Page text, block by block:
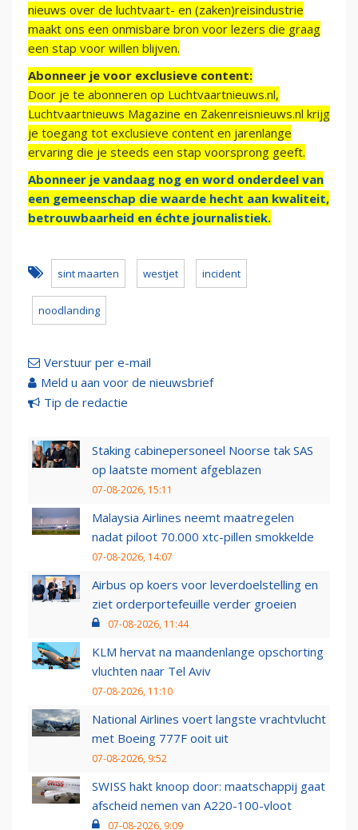
nieuws over de luchtvaart- en (zaken)reisindustrie
maakt ons een onmisbare bron voor lezers die graag
een stap voor willen blijven.
Abonneer je voor exclusieve content:
Door je te abonneren op Luchtvaartnieuws.nl,
Luchtvaartnieuws Magazine en Zakenreisnieuws.nl krijg
je toegang tot exclusieve content en jarenlange
ervaring die je steeds een stap voorsprong geeft.
Abonneer je vandaag nog en word onderdeel van
een gemeenschap die waarde hecht aan kwaliteit,
betrouwbaarheid en échte journalistiek.
sint maarten westjet incident
noodlanding
Verstuur per e-mail
Meld u aan voor de nieuwsbrief
Tip de redactie
Staking cabinepersoneel Noorse tak SAS
op laatste moment afgeblazen
07-08-2026, 15:11
Malaysia Airlines neemt maatregelen
nadat piloot 70.000 xtc-pillen smokkelde
07-08-2026, 14:07
Airbus op koers voor leverdoelstelling en
ziet orderportefeuille verder groeien
07-08-2026, 11:44
KLM hervat na maandenlange opschorting
vluchten naar Tel Aviv
07-08-2026, 11:10
National Airlines voert langste vrachtvlucht
met Boeing 777F ooit uit
07-08-2026, 9:52
SWISS hakt knoop door: maatschappij gaat
afscheid nemen van A220-100-vloot
07-08-2026, 9:09